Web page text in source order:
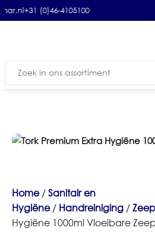
(0)46-4105100
Zoeken
Home/Sanitair en
Hygiëne/ Handreiniging /Zeep
Hygiëne 1000ml Vloeibare Zeep